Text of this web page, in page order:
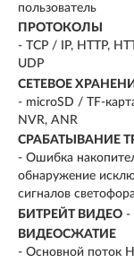
пользователь
ПРОТОКОЛЫ
- TCP / IP, HTTP,
UDP
СЕТЕВОЕ
- microSD / TF-
NVR, ANR
СРАБАТЫВАНИЕ
- Ошибка
обнаружение
сигналов
БИТРЕЙТ ВИДЕО -
ВИДЕОСЖАТИЕ
- Основной поток